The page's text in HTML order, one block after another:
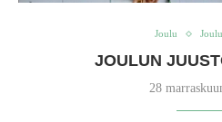
Joulu
JOULUN
28